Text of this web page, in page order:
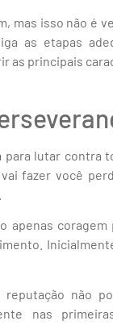
mas isso não é
as etapas
as principais
para lutar contra
fazer você
apenas
não
nas